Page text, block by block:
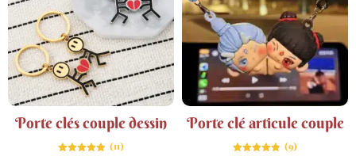
Porte clés couple dessin
(11)
Porte clé articule couple
(9)